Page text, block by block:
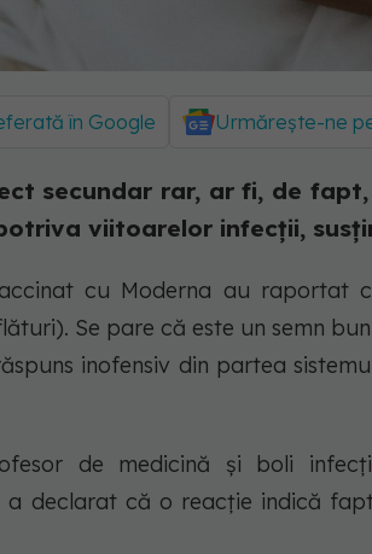
în Google Urmărește-ne
secundar rar, ar fi, de
viitoarelor infecții,
cu Moderna au raportat
Se pare că este un semn
inofensiv din partea
de medicină și boli
a declarat că o reacție indică